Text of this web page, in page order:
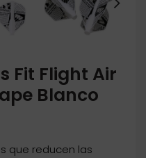
Fit Flight Air
Blanco
que reducen las